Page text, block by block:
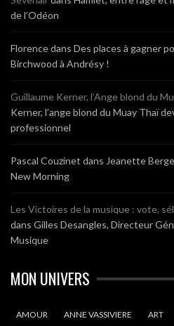
de l’Odéon
Florencedans Des places à gagner
Birchwood à Andrésy !
Guillaume Kerner, l’Ange blond du
Kerner, l’ange blond du Muay Thaï
professionnel
Pascal Couzinet dans Jeanette
New Morning
Les Victoires de la musique : vote,
dans Gilles Desangles, Directeur
Musique
MON UNIVERS
AMOUR ANNE VASSIVIERE ART